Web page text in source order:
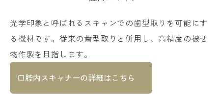
光学印象と呼ばれるスキャンでの歯型取りを可能にす
る機材です。従来の歯型取りと併用し、高精度の被せ
口腔内スキャナーの詳細はこちら